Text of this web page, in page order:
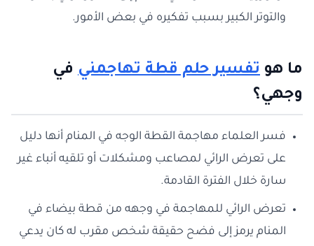
والتوتر الكبير بسبب تفكيره في بعض الأمور.
ما هو تفسير حلم قطة تهاجمني في
وجهي؟
فسر العلماء مهاجمة القطة الوجه في المنام أنها دليل
على تعرض الرائي لمصاعب ومشكلات أو تلقيه أنباء غير
سارة خلال الفترة القادمة.
تعرض الرائي للمهاجمة في وجهه من قطة بيضاء في
المنام يرمز إلى فضح حقيقة شخص مقرب له كان يدعي